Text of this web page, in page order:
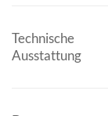
Technische
Ausstattung